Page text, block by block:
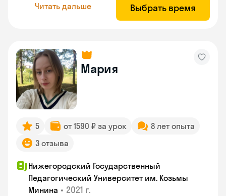
Читать дальше Выбрать время
Мария
5 от 1590 ₽ за урок
8 лет опыта
3 отзыва
Нижегородский Государственный
Педагогический Университет им. Козьмы
Минина • 2021 г.